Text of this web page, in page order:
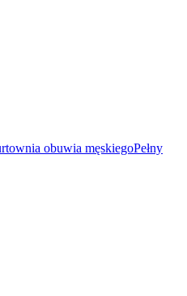
obuwia męskiegoPełny